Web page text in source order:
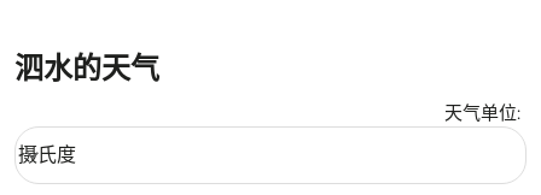
泗水的天气
天气单位:
Weather unit option 摄氏度 Selected
摄氏度
keyboard_arrow_down